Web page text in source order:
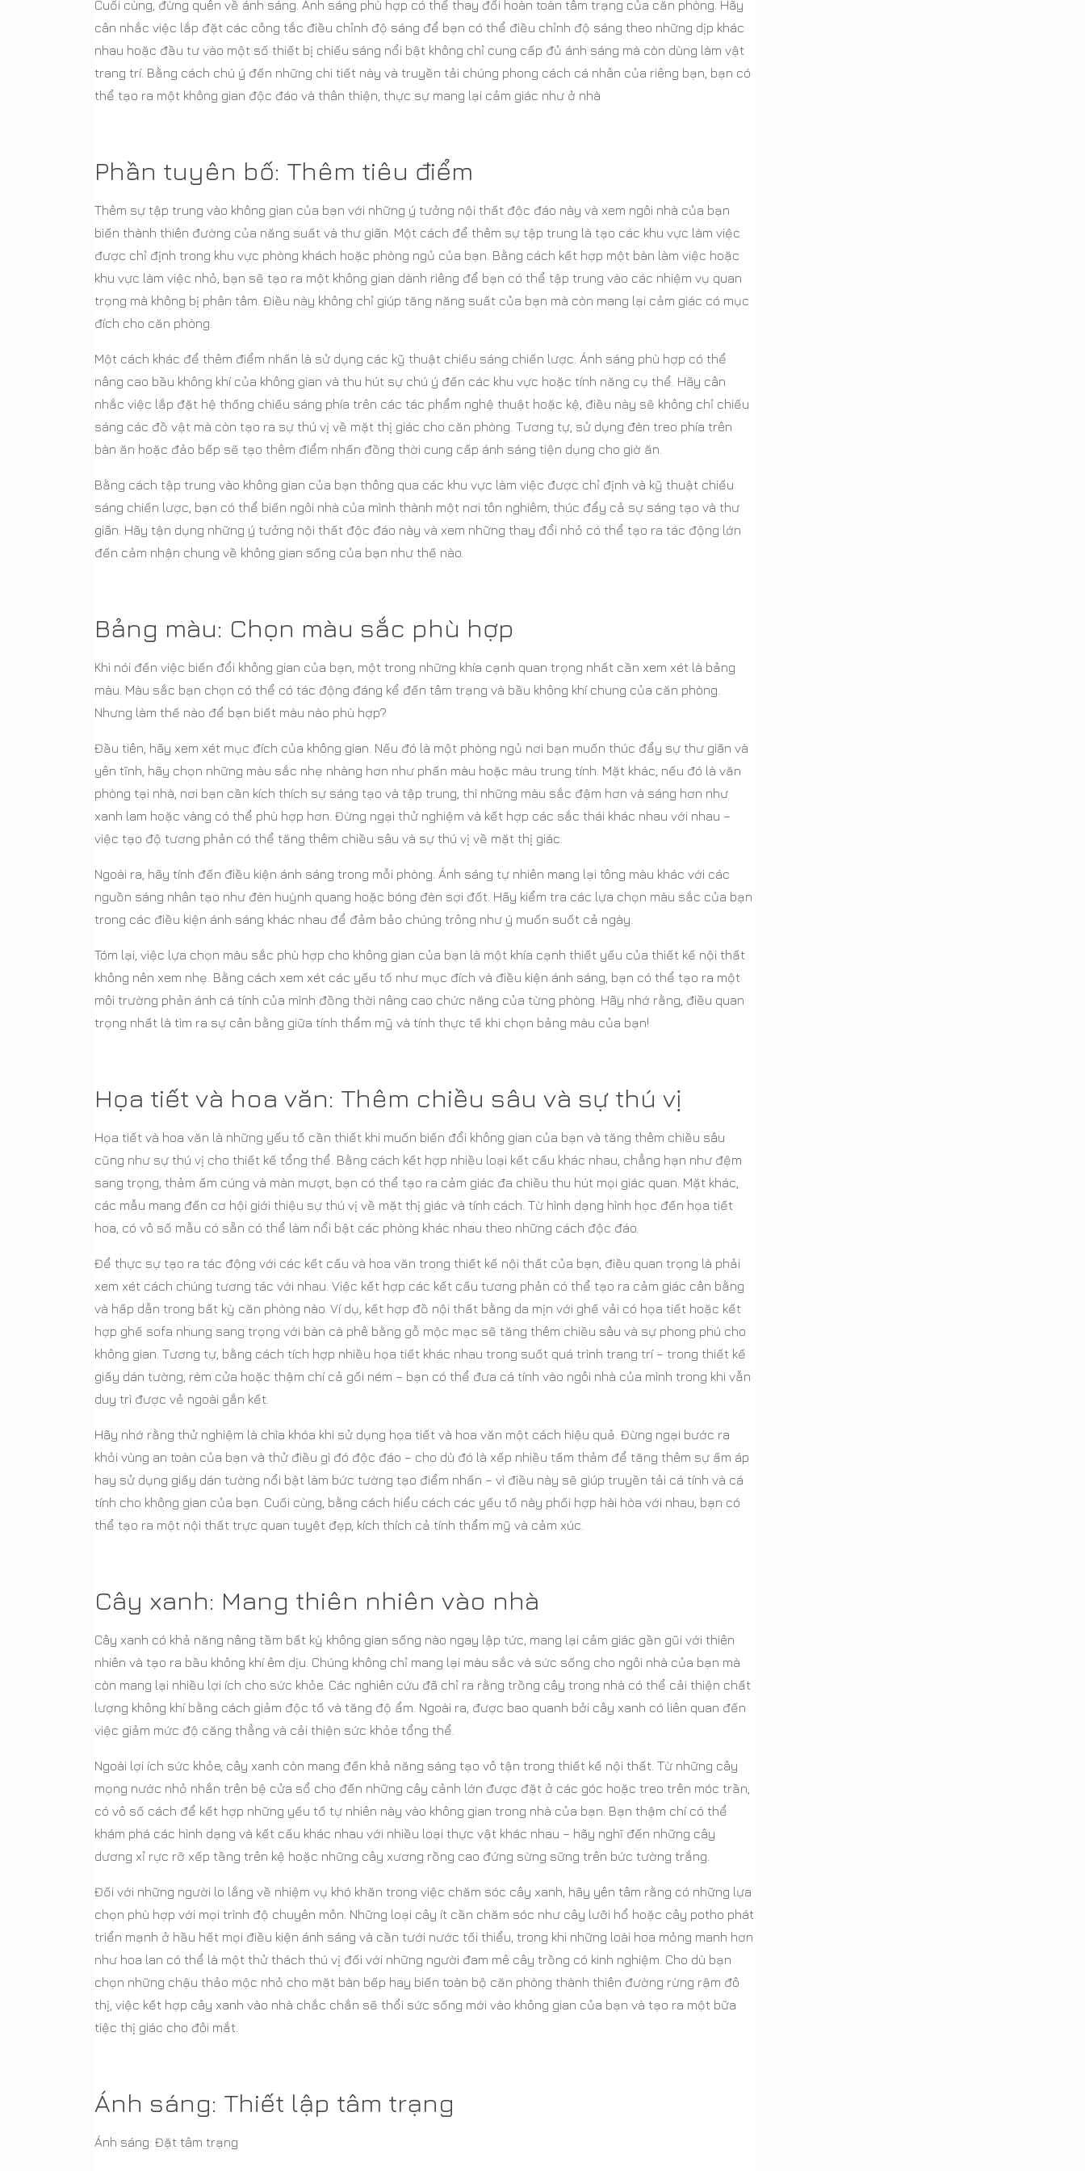
Cuối cùng, đừng quên về ánh sáng. Ánh sáng phù hợp có thể thay đổi hoàn toàn tâm trạng của căn phòng. Hãy
cân nhắc việc lắp đặt các công tắc điều chỉnh độ sáng để bạn có thể điều chỉnh độ sáng theo những dịp khác
nhau hoặc đầu tư vào một số thiết bị chiếu sáng nổi bật không chỉ cung cấp đủ ánh sáng mà còn dùng làm vật
trang trí. Bằng cách chú ý đến những chi tiết này và truyền tải chúng phong cách cá nhân của riêng bạn, bạn có
thể tạo ra một không gian độc đáo và thân thiện, thực sự mang lại cảm giác như ở nhà
Phần tuyên bố: Thêm tiêu điểm
Thêm sự tập trung vào không gian của bạn với những ý tưởng nội thất độc đáo này và xem ngôi nhà của bạn
biến thành thiên đường của năng suất và thư giãn. Một cách để thêm sự tập trung là tạo các khu vực làm việc
được chỉ định trong khu vực phòng khách hoặc phòng ngủ của bạn. Bằng cách kết hợp một bàn làm việc hoặc
khu vực làm việc nhỏ, bạn sẽ tạo ra một không gian dành riêng để bạn có thể tập trung vào các nhiệm vụ quan
trọng mà không bị phân tâm. Điều này không chỉ giúp tăng năng suất của bạn mà còn mang lại cảm giác có mục
đích cho căn phòng.
Một cách khác để thêm điểm nhấn là sử dụng các kỹ thuật chiếu sáng chiến lược. Ánh sáng phù hợp có thể
nâng cao bầu không khí của không gian và thu hút sự chú ý đến các khu vực hoặc tính năng cụ thể. Hãy cân
nhắc việc lắp đặt hệ thống chiếu sáng phía trên các tác phẩm nghệ thuật hoặc kệ, điều này sẽ không chỉ chiếu
sáng các đồ vật mà còn tạo ra sự thú vị về mặt thị giác cho căn phòng. Tương tự, sử dụng đèn treo phía trên
bàn ăn hoặc đảo bếp sẽ tạo thêm điểm nhấn đồng thời cung cấp ánh sáng tiện dụng cho giờ ăn.
Bằng cách tập trung vào không gian của bạn thông qua các khu vực làm việc được chỉ định và kỹ thuật chiếu
sáng chiến lược, bạn có thể biến ngôi nhà của mình thành một nơi tôn nghiêm, thúc đẩy cả sự sáng tạo và thư
giãn. Hãy tận dụng những ý tưởng nội thất độc đáo này và xem những thay đổi nhỏ có thể tạo ra tác động lớn
đến cảm nhận chung về không gian sống của bạn như thế nào.
Bảng màu: Chọn màu sắc phù hợp
Khi nói đến việc biến đổi không gian của bạn, một trong những khía cạnh quan trọng nhất cần xem xét là bảng
màu. Màu sắc bạn chọn có thể có tác động đáng kể đến tâm trạng và bầu không khí chung của căn phòng.
Nhưng làm thế nào để bạn biết màu nào phù hợp?
Đầu tiên, hãy xem xét mục đích của không gian. Nếu đó là một phòng ngủ nơi bạn muốn thúc đẩy sự thư giãn và
yên tĩnh, hãy chọn những màu sắc nhẹ nhàng hơn như phấn màu hoặc màu trung tính. Mặt khác, nếu đó là văn
phòng tại nhà, nơi bạn cần kích thích sự sáng tạo và tập trung, thì những màu sắc đậm hơn và sáng hơn như
xanh lam hoặc vàng có thể phù hợp hơn. Đừng ngại thử nghiệm và kết hợp các sắc thái khác nhau với nhau –
việc tạo độ tương phản có thể tăng thêm chiều sâu và sự thú vị về mặt thị giác.
Ngoài ra, hãy tính đến điều kiện ánh sáng trong mỗi phòng. Ánh sáng tự nhiên mang lại tông màu khác với các
nguồn sáng nhân tạo như đèn huỳnh quang hoặc bóng đèn sợi đốt. Hãy kiểm tra các lựa chọn màu sắc của bạn
trong các điều kiện ánh sáng khác nhau để đảm bảo chúng trông như ý muốn suốt cả ngày.
Tóm lại, việc lựa chọn màu sắc phù hợp cho không gian của bạn là một khía cạnh thiết yếu của thiết kế nội thất
không nên xem nhẹ. Bằng cách xem xét các yếu tố như mục đích và điều kiện ánh sáng, bạn có thể tạo ra một
môi trường phản ánh cá tính của mình đồng thời nâng cao chức năng của từng phòng. Hãy nhớ rằng, điều quan
trọng nhất là tìm ra sự cân bằng giữa tính thẩm mỹ và tính thực tế khi chọn bảng màu của bạn!
Họa tiết và hoa văn: Thêm chiều sâu và sự thú vị
Họa tiết và hoa văn là những yếu tố cần thiết khi muốn biến đổi không gian của bạn và tăng thêm chiều sâu
cũng như sự thú vị cho thiết kế tổng thể. Bằng cách kết hợp nhiều loại kết cấu khác nhau, chẳng hạn như đệm
sang trọng, thảm ấm cúng và màn mượt, bạn có thể tạo ra cảm giác đa chiều thu hút mọi giác quan. Mặt khác,
các mẫu mang đến cơ hội giới thiệu sự thú vị về mặt thị giác và tính cách. Từ hình dạng hình học đến họa tiết
hoa, có vô số mẫu có sẵn có thể làm nổi bật các phòng khác nhau theo những cách độc đáo.
Để thực sự tạo ra tác động với các kết cấu và hoa văn trong thiết kế nội thất của bạn, điều quan trọng là phải
xem xét cách chúng tương tác với nhau. Việc kết hợp các kết cấu tương phản có thể tạo ra cảm giác cân bằng
và hấp dẫn trong bất kỳ căn phòng nào. Ví dụ, kết hợp đồ nội thất bằng da mịn với ghế vải có họa tiết hoặc kết
hợp ghế sofa nhung sang trọng với bàn cà phê bằng gỗ mộc mạc sẽ tăng thêm chiều sâu và sự phong phú cho
không gian. Tương tự, bằng cách tích hợp nhiều họa tiết khác nhau trong suốt quá trình trang trí – trong thiết kế
giấy dán tường, rèm cửa hoặc thậm chí cả gối ném – bạn có thể đưa cá tính vào ngôi nhà của mình trong khi vẫn
duy trì được vẻ ngoài gắn kết.
Hãy nhớ rằng thử nghiệm là chìa khóa khi sử dụng họa tiết và hoa văn một cách hiệu quả. Đừng ngại bước ra
khỏi vùng an toàn của bạn và thử điều gì đó độc đáo – cho dù đó là xếp nhiều tấm thảm để tăng thêm sự ấm áp
hay sử dụng giấy dán tường nổi bật làm bức tường tạo điểm nhấn – vì điều này sẽ giúp truyền tải cá tính và cá
tính cho không gian của bạn. Cuối cùng, bằng cách hiểu cách các yếu tố này phối hợp hài hòa với nhau, bạn có
thể tạo ra một nội thất trực quan tuyệt đẹp, kích thích cả tính thẩm mỹ và cảm xúc.
Cây xanh: Mang thiên nhiên vào nhà
Cây xanh có khả năng nâng tầm bất kỳ không gian sống nào ngay lập tức, mang lại cảm giác gần gũi với thiên
nhiên và tạo ra bầu không khí êm dịu. Chúng không chỉ mang lại màu sắc và sức sống cho ngôi nhà của bạn mà
còn mang lại nhiều lợi ích cho sức khỏe. Các nghiên cứu đã chỉ ra rằng trồng cây trong nhà có thể cải thiện chất
lượng không khí bằng cách giảm độc tố và tăng độ ẩm. Ngoài ra, được bao quanh bởi cây xanh có liên quan đến
việc giảm mức độ căng thẳng và cải thiện sức khỏe tổng thể.
Ngoài lợi ích sức khỏe, cây xanh còn mang đến khả năng sáng tạo vô tận trong thiết kế nội thất. Từ những cây
mọng nước nhỏ nhắn trên bệ cửa sổ cho đến những cây cảnh lớn được đặt ở các góc hoặc treo trên móc trần,
có vô số cách để kết hợp những yếu tố tự nhiên này vào không gian trong nhà của bạn. Bạn thậm chí có thể
khám phá các hình dạng và kết cấu khác nhau với nhiều loại thực vật khác nhau – hãy nghĩ đến những cây
dương xỉ rực rỡ xếp tầng trên kệ hoặc những cây xương rồng cao đứng sừng sững trên bức tường trắng.
Đối với những người lo lắng về nhiệm vụ khó khăn trong việc chăm sóc cây xanh, hãy yên tâm rằng có những lựa
chọn phù hợp với mọi trình độ chuyên môn. Những loại cây ít cần chăm sóc như cây lưỡi hổ hoặc cây potho phát
triển mạnh ở hầu hết mọi điều kiện ánh sáng và cần tưới nước tối thiểu, trong khi những loài hoa mỏng manh hơn
như hoa lan có thể là một thử thách thú vị đối với những người đam mê cây trồng có kinh nghiệm. Cho dù bạn
chọn những chậu thảo mộc nhỏ cho mặt bàn bếp hay biến toàn bộ căn phòng thành thiên đường rừng rậm đô
thị, việc kết hợp cây xanh vào nhà chắc chắn sẽ thổi sức sống mới vào không gian của bạn và tạo ra một bữa
tiệc thị giác cho đôi mắt.
Ánh sáng: Thiết lập tâm trạng
Ánh sáng: Đặt tâm trạng